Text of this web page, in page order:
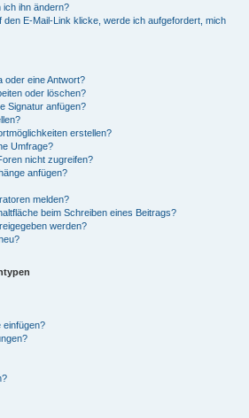
ich ihn ändern?
den E-Mail-Link klicke, werde ich aufgefordert, mich
oder eine Antwort?
oder löschen?
Signatur anfügen?
erstellen?
Umfrage?
nicht zugreifen?
anfügen?
melden?
beim Schreiben eines Beitrags?
werden?
einfügen?